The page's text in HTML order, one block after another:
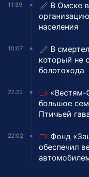
11:39
В Омске
населения
10:07
В
который не
болотохода
22:22
«Вестям-
большое
Птичьей
22:02
Фонд
обеспечил